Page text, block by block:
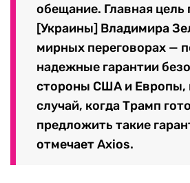
обещание. Главная цель
[Украины] Владимира
мирных переговорах —
надежные гарантии
стороны США и Европы,
случай, когда Трамп
предложить такие
отмечает Axios.